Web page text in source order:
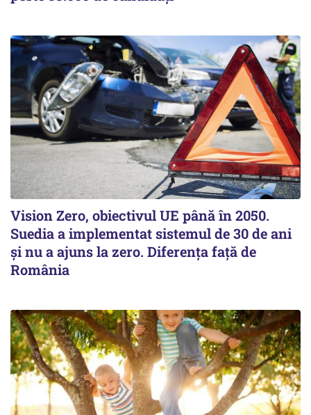
Vision Zero, obiectivul UE până în 2050.
Suedia a implementat sistemul de 30 de ani
şi nu a ajuns la zero. Diferenţa faţă de
România